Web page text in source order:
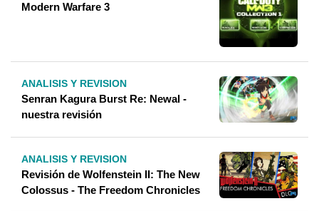
Modern Warfare 3
ANALISIS Y REVISION
Senran Kagura Burst Re: Newal -
nuestra revisión
ANALISIS Y REVISION
Revisión de Wolfenstein II: The New
Colossus - The Freedom Chronicles